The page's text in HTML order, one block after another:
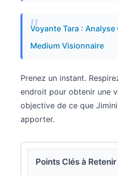
Voyante Tara :
Medium Visionnaire
Prenez un instant.
endroit pour obtenir une
objective de ce que
apporter.
Points Clés à Retenir